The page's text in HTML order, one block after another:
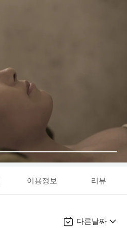
이용정보 리뷰
다른날짜